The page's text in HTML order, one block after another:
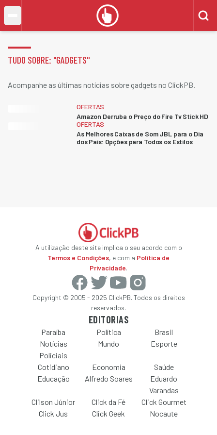
TUDO SOBRE: "GADGETS"
Acompanhe as últimas notícias sobre gadgets no ClickPB.
OFERTAS
Amazon Derruba o Preço do Fire Tv Stick HD
OFERTAS
As Melhores Caixas de Som JBL para o Dia
dos Pais: Opções para Todos os Estilos
A utilização deste site implica o seu acordo com o
Termos e Condições, e com a Política de
Privacidade.
Copyright © 2005 - 2025 ClickPB. Todos os direitos
reservados.
EDITORIAS
Paraíba Política
Brasil
Notícias
Policiais
Mundo Esporte
Cotidiano Economia
Saúde
Educação
Alfredo Soares
Eduardo
Varandas
Clilson Júnior
Click da Fé
Click Gourmet
Click Jus
Click Geek Nocaute